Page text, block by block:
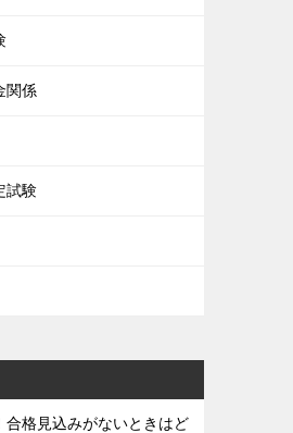
関係
試験
合格見込みがないときはど